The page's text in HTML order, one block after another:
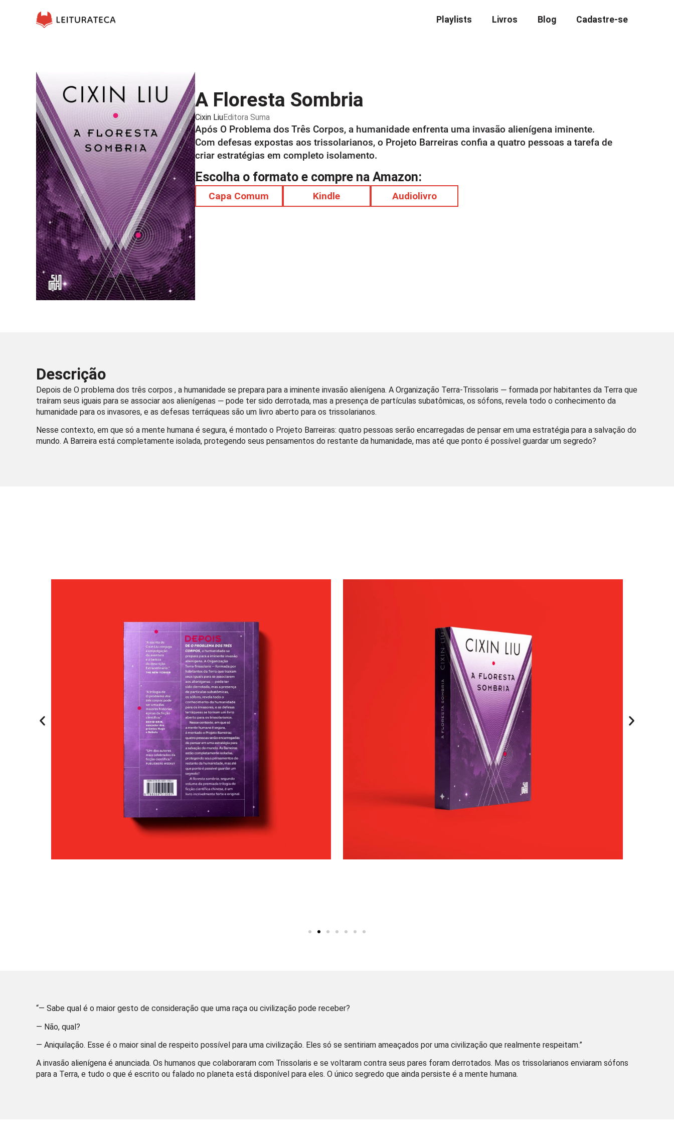
Playlists Livros Blog Cadastre-se
A Floresta Sombria
Cixin LiuEditora Suma
Após O Problema dos Três Corpos, a humanidade enfrenta uma invasão alienígena iminente.
Com defesas expostas aos trissolarianos, o Projeto Barreiras confia a quatro pessoas a tarefa de
criar estratégias em completo isolamento.
Escolha o formato e compre na Amazon:
Capa Comum Kindle Audiolivro
Descrição
Depois de O problema dos três corpos , a humanidade se prepara para a iminente invasão alienígena. A Organização Terra-Trissolaris ― formada por habitantes da Terra que
traíram seus iguais para se associar aos alienígenas ― pode ter sido derrotada, mas a presença de partículas subatômicas, os sófons, revela todo o conhecimento da
humanidade para os invasores, e as defesas terráqueas são um livro aberto para os trissolarianos.
Nesse contexto, em que só a mente humana é segura, é montado o Projeto Barreiras: quatro pessoas serão encarregadas de pensar em uma estratégia para a salvação do
mundo. A Barreira está completamente isolada, protegendo seus pensamentos do restante da humanidade, mas até que ponto é possível guardar um segredo?
“— Sabe qual é o maior gesto de consideração que uma raça ou civilização pode receber?
— Não, qual?
— Aniquilação. Esse é o maior sinal de respeito possível para uma civilização. Eles só se sentiriam ameaçados por uma civilização que realmente respeitam.”
A invasão alienígena é anunciada. Os humanos que colaboraram com Trissolaris e se voltaram contra seus pares foram derrotados. Mas os trissolarianos enviaram sófons
para a Terra, e tudo o que é escrito ou falado no planeta está disponível para eles. O único segredo que ainda persiste é a mente humana.